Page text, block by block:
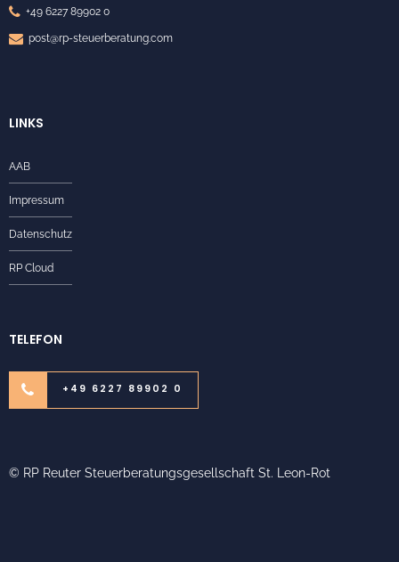
+49 6227 89902 0
post@rp-steuerberatung.com
LINKS
AAB
Impressum
Datenschutz
RP Cloud
TELEFON
+49 6227 89902 0
© RP Reuter Steuerberatungsgesellschaft St. Leon-Rot